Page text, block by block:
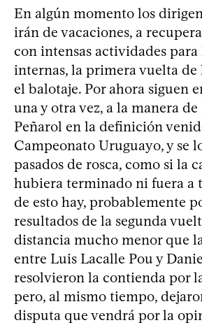
En algún momento los
irán de vacaciones, a
con intensas actividades para
internas, la primera vuelta de
el balotaje. Por ahora siguen
una y otra vez, a la manera
Peñarol en la definición
Campeonato Uruguayo, y se
pasados de rosca, como si la
hubiera terminado ni fuera a
de esto hay, probablemente
resultados de la segunda
distancia mucho menor que
entre Luis Lacalle Pou y
resolvieron la contienda por
pero, al mismo tiempo,
disputa que vendrá por la